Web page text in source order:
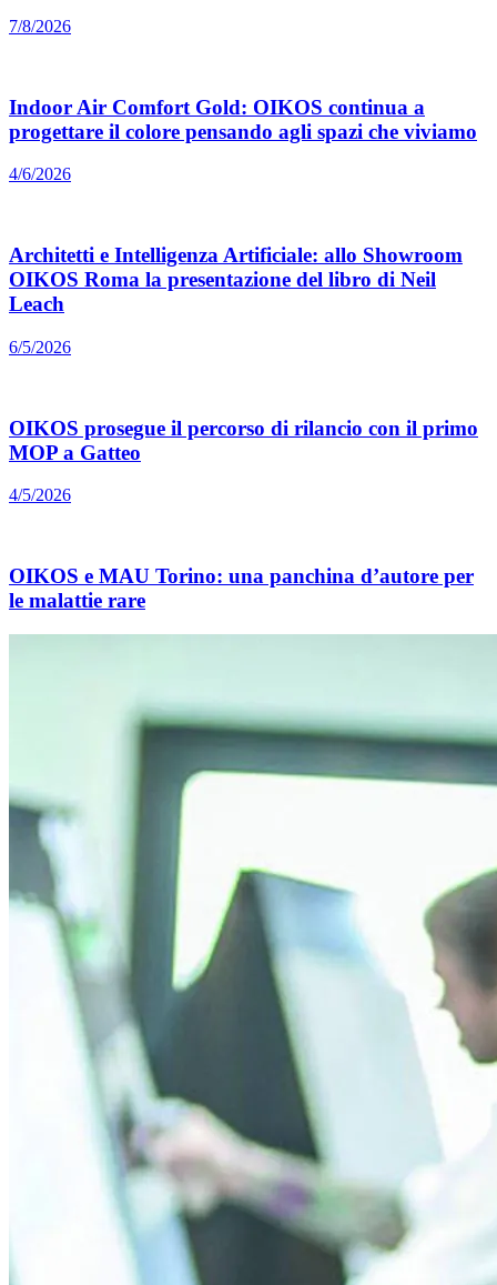
7/8/2026
Indoor Air Comfort Gold: OIKOS continua a
progettare il colore pensando agli spazi che viviamo
4/6/2026
Architetti e Intelligenza Artificiale: allo Showroom
OIKOS Roma la presentazione del libro di Neil
Leach
6/5/2026
OIKOS prosegue il percorso di rilancio con il primo
MOP a Gatteo
4/5/2026
OIKOS e MAU Torino: una panchina d’autore per
le malattie rare